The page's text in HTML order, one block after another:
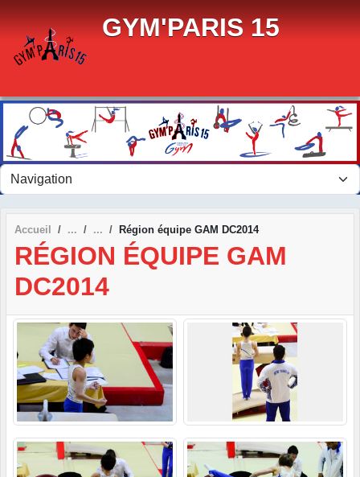
GYM'PARIS 15
Accueil Région équipe GAM DC2014
RÉGION ÉQUIPE GAM
DC2014